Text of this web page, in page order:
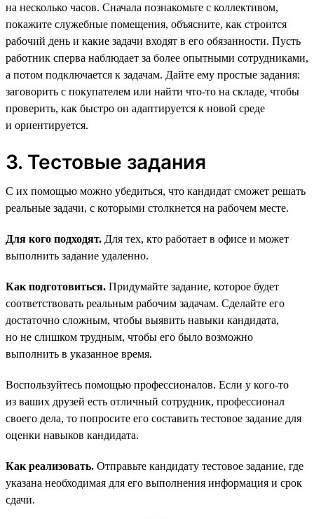
на несколько часов. Сначала познакомьте с коллективом,
покажите служебные помещения, объясните, как строится
рабочий день и какие задачи входят в его обязанности. Пусть
работник сперва наблюдает за более опытными сотрудниками,
а потом подключается к задачам. Дайте ему простые задания:
заговорить с покупателем или найти что-то на складе, чтобы
проверить, как быстро он адаптируется к новой среде
и ориентируется.
3. Тестовые задания
С их помощью можно убедиться, что кандидат сможет решать
реальные задачи, с которыми столкнется на рабочем месте.
Для кого подходят. Для тех, кто работает в офисе и может
выполнить задание удаленно.
Как подготовиться. Придумайте задание, которое будет
соответствовать реальным рабочим задачам. Сделайте его
достаточно сложным, чтобы выявить навыки кандидата,
но не слишком трудным, чтобы его было возможно
выполнить в указанное время.
Воспользуйтесь помощью профессионалов. Если у кого-то
из ваших друзей есть отличный сотрудник, профессионал
своего дела, то попросите его составить тестовое задание для
оценки навыков кандидата.
Как реализовать. Отправьте кандидату тестовое задание, где
указана необходимая для его выполнения информация и срок
сдачи.